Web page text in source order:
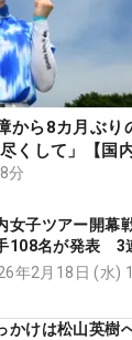
から8カ月ぶり
くして」【国
分
女子ツアー開幕
108名が発表 3
井千怜、ケガか
さくら、女王・
エントリー
年2月18日 (水)
かけは松山英樹